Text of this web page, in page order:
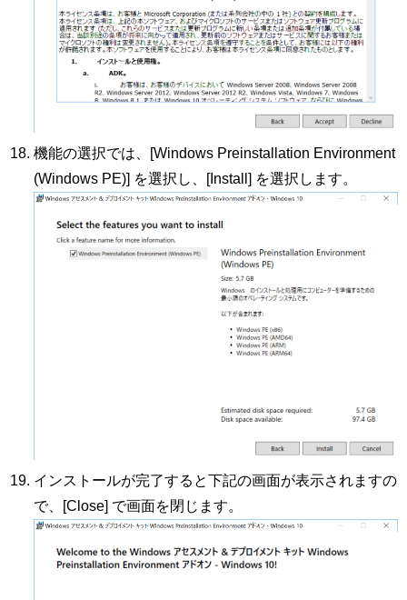
機能の選択では、[Windows Preinstallation Environment
(Windows PE)] を選択し、[Install] を選択します。
インストールが完了すると下記の画面が表示されますの
で、[Close] で画面を閉じます。